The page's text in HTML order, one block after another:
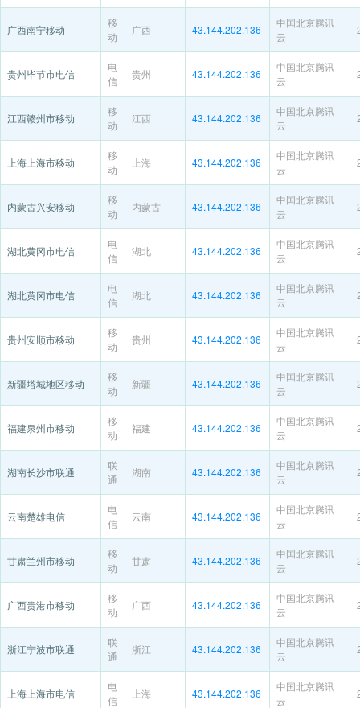
广西南宁移动
移
动
广西 43.144.202.136
中国北京腾讯
云
贵州毕节市电信
电
信
贵州 43.144.202.136
中国北京腾讯
云
江西赣州市移动
移
动
江西 43.144.202.136
中国北京腾讯
云
上海上海市移动
移
动
上海 43.144.202.136
中国北京腾讯
云
内蒙古兴安移动
移
动
内蒙古 43.144.202.136
中国北京腾讯
云
湖北黄冈市电信
电
信
湖北 43.144.202.136
中国北京腾讯
云
湖北黄冈市电信
电
信
湖北 43.144.202.136
中国北京腾讯
云
贵州安顺市移动
移
动
贵州 43.144.202.136
中国北京腾讯
云
新疆塔城地区移动
移
动
新疆 43.144.202.136
中国北京腾讯
云
福建泉州市移动
移
动
福建 43.144.202.136
中国北京腾讯
云
湖南长沙市联通
联
通
湖南 43.144.202.136
中国北京腾讯
云
云南楚雄电信
电
信
云南 43.144.202.136
中国北京腾讯
云
甘肃兰州市移动
移
动
甘肃 43.144.202.136
中国北京腾讯
云
广西贵港市移动
移
动
广西 43.144.202.136
中国北京腾讯
云
浙江宁波市联通
联
通
浙江 43.144.202.136
中国北京腾讯
云
上海上海市电信
电
信
上海 43.144.202.136
中国北京腾讯
云